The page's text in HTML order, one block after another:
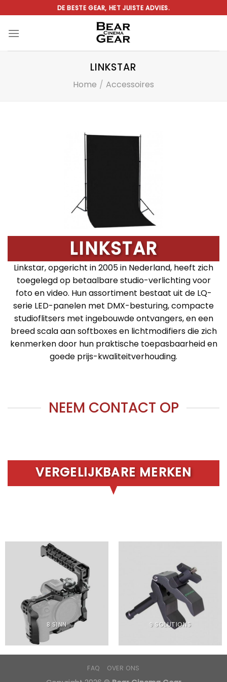
naar
inhoud
DE BESTE GEAR, HET JUISTE ADVIES.
LINKSTAR
Home / Accessoires
LINKSTAR
Linkstar, opgericht in 2005 in Nederland, heeft zich
toegelegd op betaalbare studio-verlichting voor
foto en video. Hun assortiment bestaat uit de LQ-
serie LED-panelen met DMX-besturing, compacte
studioflitsers met ingebouwde ontvangers, en een
breed scala aan softboxes en lichtmodifiers die zich
kenmerken door hun praktische toepasbaarheid en
goede prijs-kwaliteitverhouding.
NEEM CONTACT OP
VERGELIJKBARE MERKEN
8 SINN 9 SOLUTIONS
FAQ OVER ONS